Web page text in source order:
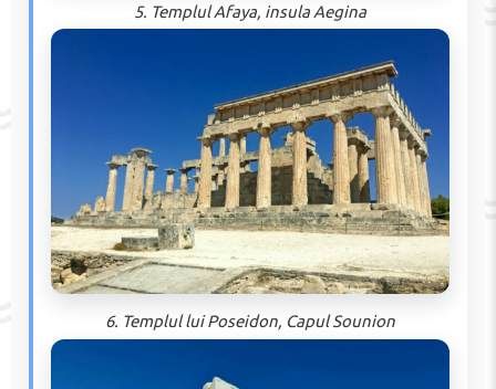
5. Templul Afaya, insula Aegina
6. Templul lui Poseidon, Capul Sounion